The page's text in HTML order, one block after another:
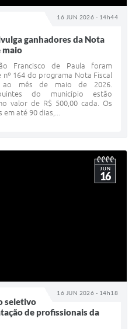
16 JUN 2026 - 14h44
ganhadores da Nota
maio
Francisco de Paula foram
164 do programa Nota Fiscal
ao mês de maio de 2026.
do município estão
valor de R$ 500,00 cada. Os
até 90 dias,...
16 JUN 2026 - 14h18
JUN
16
seletivo
de profissionais da